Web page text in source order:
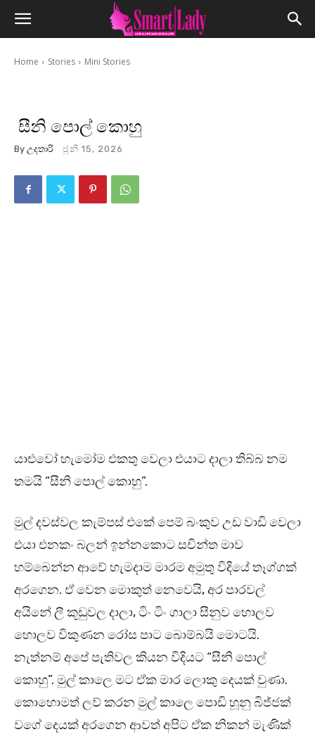
Home Stories Mini Stories
සීනි පොල් කොහු
By උදතාරි ජූනි 15, 2026
යාළුවෝ හැමෝම එකතු වෙලා එයාට දාලා තිබ්බ නම
තමයි “සීනි පොල් කොහු”.
මුල් දවස්වල කැම්පස් එකේ පෙම් බංකුව උඩ වාඩි වෙලා
එයා එනකං බලන් ඉන්නකොට සචින්ත මාව
හම්බෙන්න ආවේ හැමදාම මාරම අමුතු විදියේ තෑග්ගක්
අරගෙන. ඒ වෙන මොකුත් නෙවෙයි, අර පාරවල්
අයිනේ ලී කූඩුවල දාලා, ටිං ටිං ගාලා සීනුව හොලව
හොලව විකුණන රෝස පාට බොම්බයි මොටයි.
නැත්නම් අපේ පැතිවල කියන විදියට “සීනි පොල්
කොහු”. මුල් කාලෙ මට ඒක මාර ලොකු දෙයක් වුණා.
කොහොමත් ලව් කරන මුල් කාලෙ පොඩි හූනු බිජ්ජක්
වගේ දෙයක් අරගෙන ආවත් අපිට ඒක නිකන් මැණික්